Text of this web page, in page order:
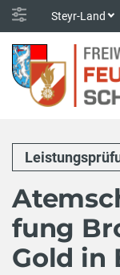
Steyr-Land
fung
Gold in